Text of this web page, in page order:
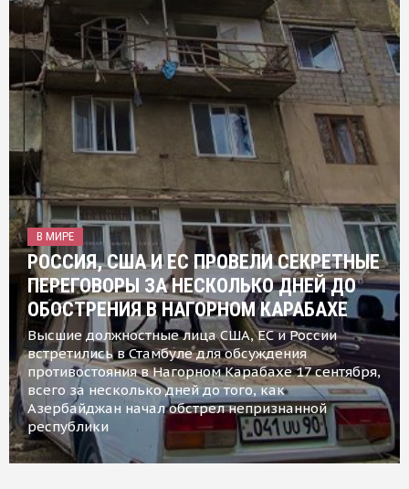
В МИРЕ
РОССИЯ, США И ЕС ПРОВЕЛИ СЕКРЕТНЫЕ
ПЕРЕГОВОРЫ ЗА НЕСКОЛЬКО ДНЕЙ ДО
ОБОСТРЕНИЯ В НАГОРНОМ КАРАБАХЕ
Высшие должностные лица США, ЕС и России
встретились в Стамбуле для обсуждения
противостояния в Нагорном Карабахе 17 сентября,
всего за несколько дней до того, как
Азербайджан начал обстрел непризнанной
республики